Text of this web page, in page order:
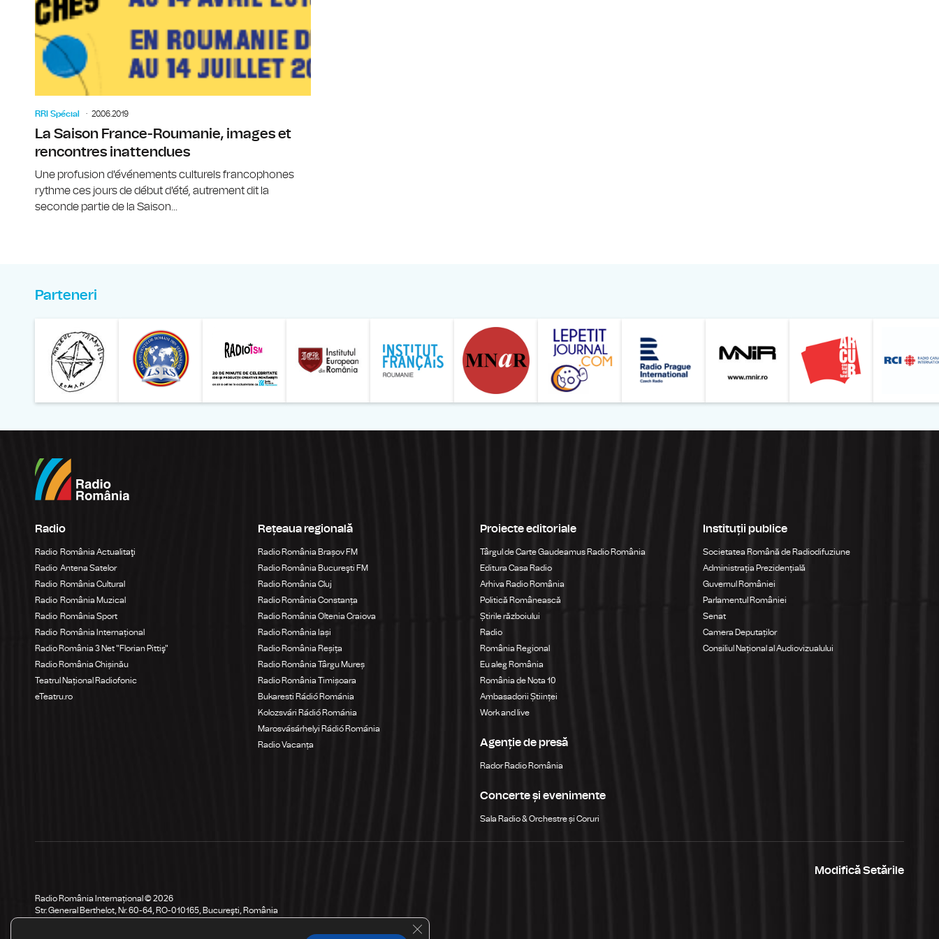
RRI Spécial 20.06.2019
La Saison France-Roumanie, images et
rencontres inattendues
Une profusion d'événements culturels francophones
rythme ces jours de début d'été, autrement dit la
seconde partie de la Saison...
Parteneri
Liga Studentilor Romani din Strainatate - LSRS
Modernism | The Leading Romanian Art Magazine Online
Institului European din RomâniaInstitutul Francez din România – Bucureşti
Radio
Radio România Actualitaţi
Radio Antena Satelor
Radio România Cultural
Radio România Muzical
Radio România Sport
Radio România Internațional
Radio România 3 Net "Florian Pittiş"
Radio România Chișinău
Teatrul Național Radiofonic
eTeatru.ro
Rețeaua regională
Radio România Brașov FM
Radio România Bucureşti FM
Radio România Cluj
Radio România Constanța
Radio România Oltenia Craiova
Radio România Iași
Radio România Reșița
Radio România Târgu Mureș
Radio România Timișoara
Bukaresti Rádió Románia
Kolozsvári Rádió Románia
Marosvásárhelyi Rádió Románia
Radio Vacanța
Proiecte editoriale
Târgul de Carte Gaudeamus Radio România
Editura Casa Radio
Arhiva Radio România
Politică Românească
Știrile războiului
Radio
România Regional
Eu aleg România
România de Nota 10
Ambasadorii Științei
Work and live
Agenție de presă
Rador Radio România
Concerte și evenimente
Sala Radio & Orchestre și Coruri
Instituții publice
Societatea Română de Radiodifuziune
Administrația Prezidențială
Guvernul României
Parlamentul României
Senat
Camera Deputaților
Consiliul Național al Audiovizualului
Modifică Setările
Radio România Internațional © 2026
Str. General Berthelot, Nr. 60-64, RO-010165, Bucureşti, România
Close GDPR Cookie Banner